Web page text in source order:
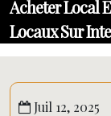
Acheter Local
Locaux Sur
Juil 12, 2025